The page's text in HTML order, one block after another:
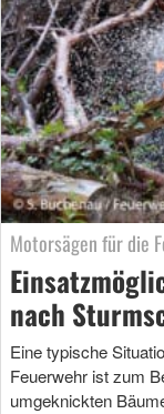
Motorsägen für die
nach
Eine typische
Feuerwehr ist zum
umgeknickten